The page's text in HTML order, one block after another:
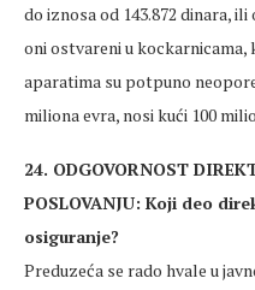
do iznosa od 143.872 dinara,
oni ostvareni u
aparatima su potpuno
miliona evra, nosi kući 100
24. ODGOVORNOST
POSLOVANJU: Koji deo
osiguranje?
Preduzeća se rado hvale u